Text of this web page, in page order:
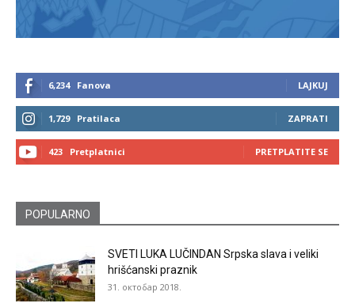
6,234 Fanova LAJKUJ
1,729 Pratilaca ZAPRATI
423 Pretplatnici PRETPLATITE SE
POPULARNO
SVETI LUKA LUČINDAN Srpska slava i veliki
hrišćanski praznik
31. октобар 2018.